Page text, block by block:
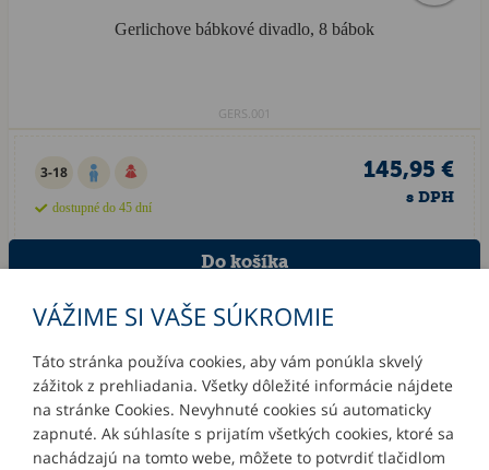
Gerlichove bábkové divadlo, 8 bábok
GERS.001
3-18
dostupné do 45 dní
145,95 €
s DPH
INFORMÁCIE
MÔJ ÚČET
VÁŽIME SI VAŠE SÚKROMIE
Táto stránka používa cookies, aby vám ponúkla skvelý
zážitok z prehliadania. Všetky dôležité informácie nájdete
na stránke Cookies. Nevyhnuté cookies sú automaticky
zapnuté. Ak súhlasíte s prijatím všetkých cookies, ktoré sa
nachádzajú na tomto webe, môžete to potvrdiť tlačidlom